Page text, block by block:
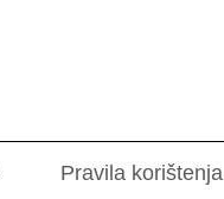
Pravila korištenja